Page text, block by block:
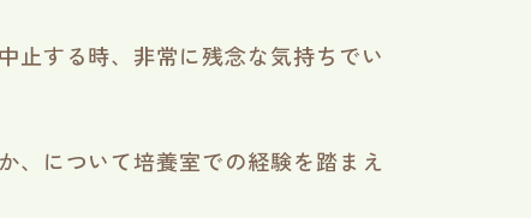
止する時、非常に残念な気持ちでい
、について培養室での経験を踏まえ